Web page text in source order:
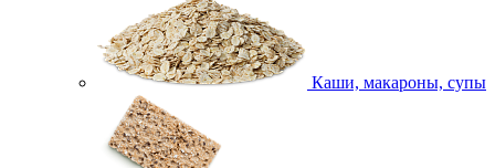
Каши, макароны, супы